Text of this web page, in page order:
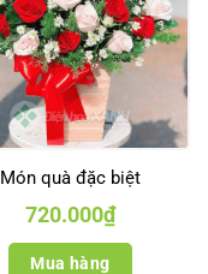
Món quà đặc biệt
720.000₫
Mua hàng